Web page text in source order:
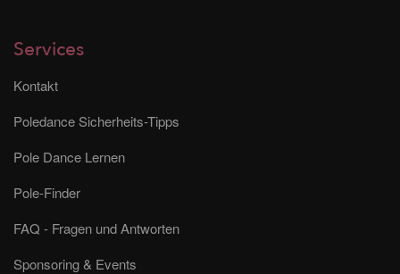
Services
Kontakt
Poledance Sicherheits-Tipps
Pole Dance Lernen
Pole-Finder
FAQ - Fragen und Antworten
Sponsoring & Events